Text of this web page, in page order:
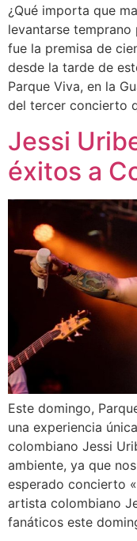
¿Qué importa que
levantarse temprano
fue la premisa de
desde la tarde de
Parque Viva, en la
del tercer concierto
Jessi
éxitos a
Este domingo,
una experiencia
colombiano Jessi
ambiente, ya que
esperado concierto
artista colombiano
fanáticos este